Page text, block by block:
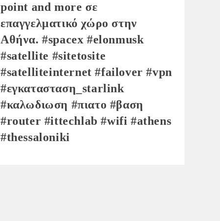
point and more σε
επαγγελματικό χώρο στην
Αθήνα. #spacex #elonmusk
#satellite #sitetosite
#satelliteinternet #failover #vpn
#εγκατασταση_starlink
#καλωδιωση #πιατο #βαση
#router #ittechlab #wifi #athens
#thessaloniki